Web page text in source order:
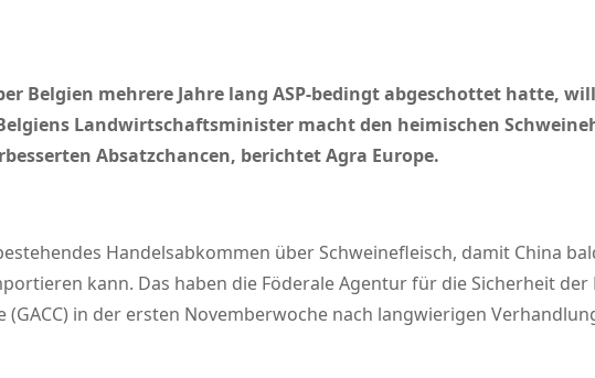
Belgien mehrere Jahre lang ASP-bedingt abgeschottet hatte,
Landwirtschaftsminister macht den heimischen
Absatzchancen, berichtet Agra Europe.
Handelsabkommen über Schweinefleisch, damit China
kann. Das haben die Föderale Agentur für die Sicherheit der
(GACC) in der ersten Novemberwoche nach langwierigen